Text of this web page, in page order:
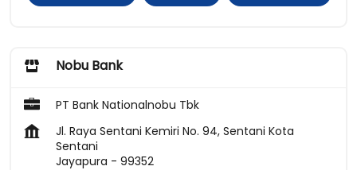
Nobu Bank
PT Bank Nationalnobu Tbk
Jl. Raya Sentani Kemiri No. 94, Sentani Kota
Sentani
Jayapura - 99352